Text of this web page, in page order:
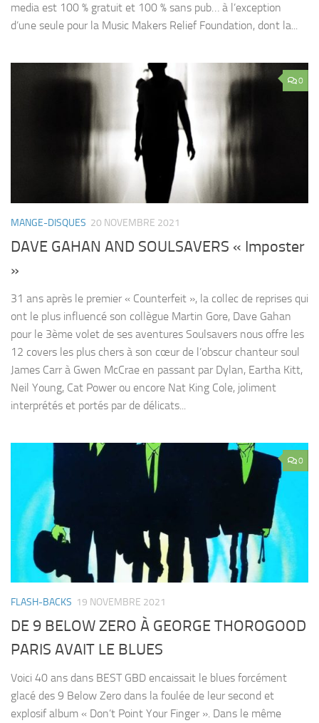
media est 100 % gratuit et 100 % sans pub… à l’exception
d’une seule pour la Music Makers Relief Foundation, dont la...
0
MANGE-DISQUES 20 NOVEMBRE 2021
DAVE GAHAN AND SOULSAVERS « Imposter
»
31 ans après le premier « Counterfeit », la collec de reprises qui
ont le plus influencé son collègue Martin Gore, Dave Gahan
pour le 3ème volet de ses aventures Soulsavers nous offre les
12 covers les plus chers à son cœur de l’obscur chanteur soul
James Carr à Gwen McCrae en passant par Dylan, Eartha Kitt,
Neil Young, Cat Power ou encore Nat King Cole, joliment
interprétés et portés par de délicats...
0
FLASH-BACKS 19 NOVEMBRE 2021
DE 9 BELOW ZERO À GEORGE THOROGOOD
PARIS AVAIT LE BLUES
Voici 40 ans dans BEST GBD encaissait le blues forcément
glacé des 9 Below Zero dans la foulée de leur second et
explosif album « Don’t Point Your Finger ». Dans le même